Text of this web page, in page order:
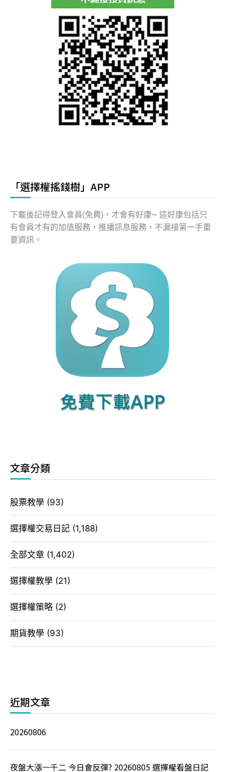
「選擇權搖錢樹」APP
下載後記得登入會員(免費)，才會有好康~ 這好康包括只
有會員才有的加值服務，推播訊息服務，不漏接第一手重
要資訊。
文章分類
股票教學 (93)
選擇權交易日記 (1,188)
全部文章 (1,402)
選擇權教學 (21)
選擇權策略 (2)
期貨教學 (93)
近期文章
20260806
夜盤大漲一千二 今日會反彈? 20260805 選擇權看盤日記